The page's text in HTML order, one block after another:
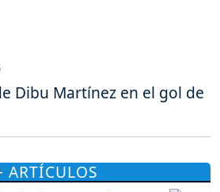
Dibu Martínez en el gol de
ARTÍCULOS